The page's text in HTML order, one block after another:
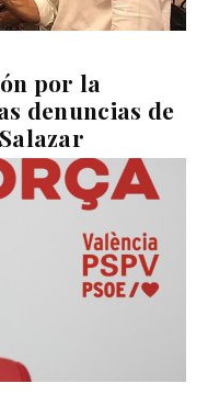
por la
denuncias de